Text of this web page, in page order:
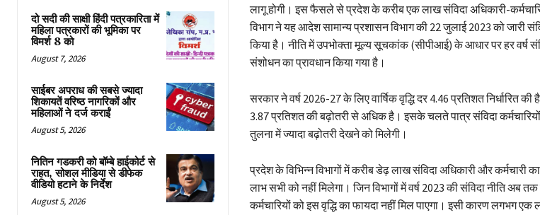
दो सदी की साक्षी हिंदी पत्रकारिता में
महिला पत्रकारों की भूमिका पर
विमर्श 8 को
August 7, 2026
साईबर अपराध की सबसे ज्यादा
शिकायतें वरिष्ठ नागरिकों और
महिलाओं ने दर्ज कराईं
August 5, 2026
नितिन गडकरी को बॉम्बे हाईकोर्ट से
राहत, सोशल मीडिया से डीफेक
वीडियो हटाने के निर्देश
August 5, 2026
लागू होगी। इस फैसले से प्रदेश के करीब एक लाख संविदा अधिकारी-
विभाग ने यह आदेश सामान्य प्रशासन विभाग की 22 जुलाई 2023 को जारी
किया है। नीति में उपभोक्ता मूल्य सूचकांक (सीपीआई) के आधार पर हर वर्ष
संशोधन का प्रावधान किया गया है।
सरकार ने वर्ष 2026-27 के लिए वार्षिक वृद्धि दर 4.46 प्रतिशत निर्धारित की
3.87 प्रतिशत की बढ़ोतरी से अधिक है। इसके चलते पात्र संविदा
तुलना में ज्यादा बढ़ोतरी देखने को मिलेगी।
प्रदेश के विभिन्न विभागों में करीब डेढ़ लाख संविदा अधिकारी और कर्मचारी
लाभ सभी को नहीं मिलेगा। जिन विभागों में वर्ष 2023 की संविदा नीति अब
कर्मचारियों को इस वृद्धि का फायदा नहीं मिल पाएगा। इसी कारण लगभग एक